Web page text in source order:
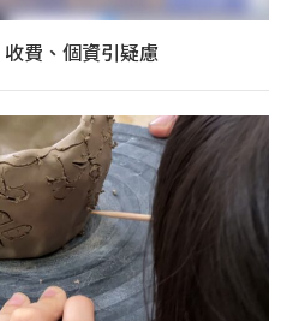
費、個資引疑慮